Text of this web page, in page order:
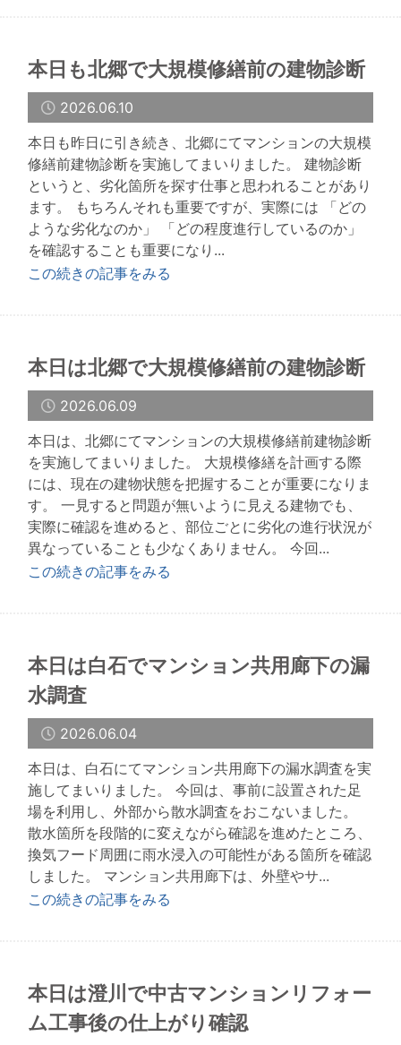
本日も北郷で大規模修繕前の建物診断
2026.06.10
本日も昨日に引き続き、北郷にてマンションの大規模
修繕前建物診断を実施してまいりました。 建物診断
というと、劣化箇所を探す仕事と思われることがあり
ます。 もちろんそれも重要ですが、実際には 「どの
ような劣化なのか」 「どの程度進行しているのか」
を確認することも重要になり...
この続きの記事をみる
本日は北郷で大規模修繕前の建物診断
2026.06.09
本日は、北郷にてマンションの大規模修繕前建物診断
を実施してまいりました。 大規模修繕を計画する際
には、現在の建物状態を把握することが重要になりま
す。 一見すると問題が無いように見える建物でも、
実際に確認を進めると、部位ごとに劣化の進行状況が
異なっていることも少なくありません。 今回...
この続きの記事をみる
本日は白石でマンション共用廊下の漏
水調査
2026.06.04
本日は、白石にてマンション共用廊下の漏水調査を実
施してまいりました。 今回は、事前に設置された足
場を利用し、外部から散水調査をおこないました。
散水箇所を段階的に変えながら確認を進めたところ、
換気フード周囲に雨水浸入の可能性がある箇所を確認
しました。 マンション共用廊下は、外壁やサ...
この続きの記事をみる
本日は澄川で中古マンションリフォー
ム工事後の仕上がり確認